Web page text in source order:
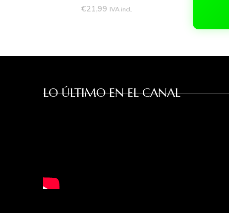
€21,99 IVA incl.
LO ÚLTIMO EN EL CANAL